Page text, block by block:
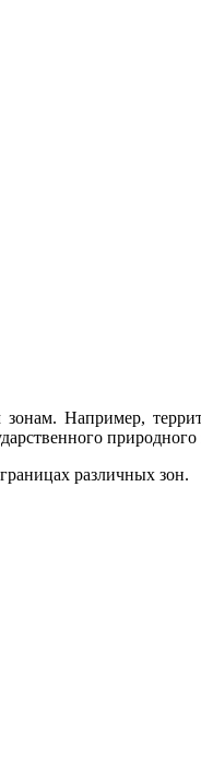
Например,
различных зон.